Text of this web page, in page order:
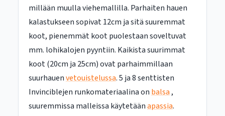
millään muulla viehemallilla. Parhaiten hauen
kalastukseen sopivat 12cm ja sitä suuremmat
koot, pienemmät koot puolestaan soveltuvat
mm. lohikalojen pyyntiin. Kaikista suurimmat
koot (20cm ja 25cm) ovat parhaimmillaan
suurhauenvetouistelussa. 5 ja 8 senttisten
Invinciblejen runkomateriaalina on balsa ,
suuremmissa malleissa käytetäänapassia.